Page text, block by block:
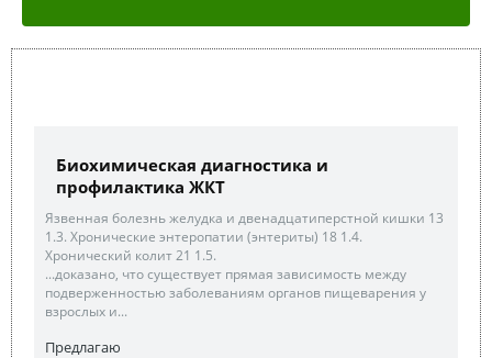
Биохимическая диагностика и
профилактика ЖКТ
Язвенная болезнь желудка и двенадцатиперстной кишки 13
1.3. Хронические энтеропатии (энтериты) 18 1.4.
Хронический колит 21 1.5.
...доказано, что существует прямая зависимость между
подверженностью заболеваниям органов пищеварения у
взрослых и...
Предлагаю